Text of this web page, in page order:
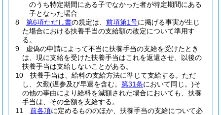
のうち特定期間にある子でなかった者が特定期間にある
子となった場合
8
第6項ただし書の規定は、 前項第1号に掲げる事実が生じ
た場合における扶養手当の支給額の改定について準用す
る。
9
虚偽の申請によって不当に扶養手当の支給を受けたとき
は、現に支給を受けた扶養手当はこれを返還させ、以後の
扶養手当は支給しないことがある。
10
扶養手当は、給料の支給方法に準じて支給する。 ただ
し、欠勤(遅参及び早退を含む。 第31条において同じ。)そ
の他の事由により給料を減額された場合においても、扶養
手当は、その全額を支給する。
11
前各項に定めるもののほか、扶養手当の支給について必